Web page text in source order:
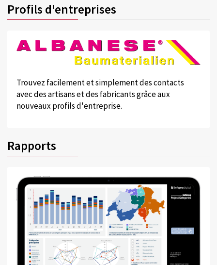
Profils d'entreprises
Trouvez facilement et simplement des contacts
avec des artisans et des fabricants grâce aux
nouveaux profils d'entreprise.
Rapports